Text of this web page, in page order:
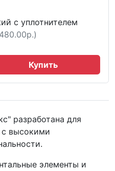
с уплотнителем
Купить
разработана для
с высокими
элементы и